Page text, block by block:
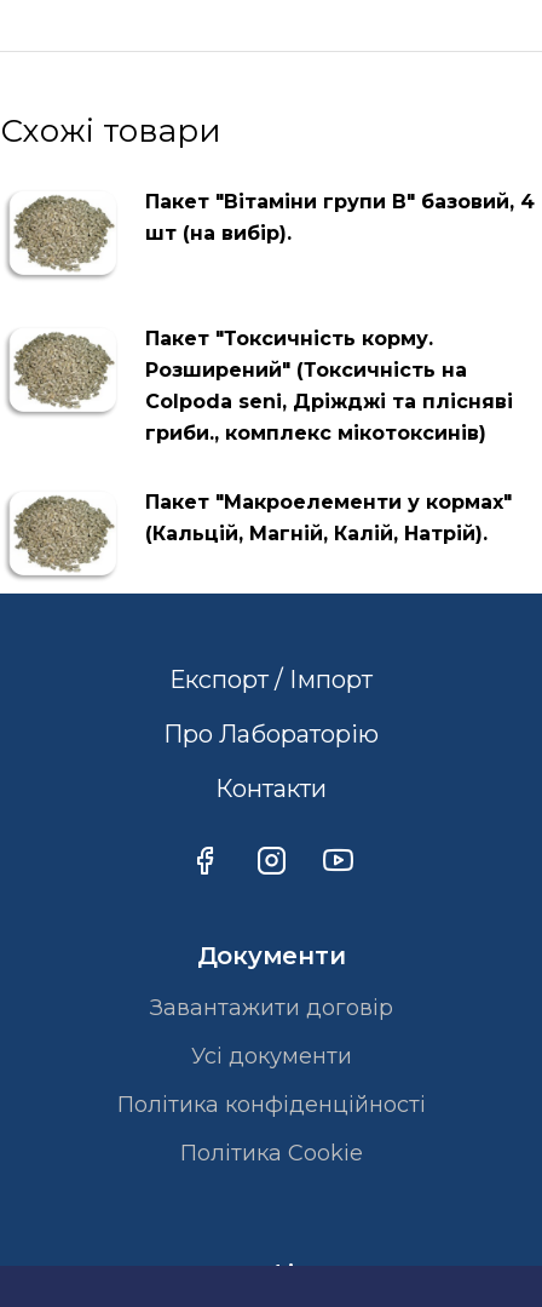
Схожі товари
Пакет "Вітаміни групи В" базовий, 4
шт (на вибір).
Пакет "Токсичність корму.
Розширений" (Токсичність на
Colpoda seni, Дріжджі та плісняві
гриби., комплекс мікотоксинів)
Пакет "Макроелементи у кормах"
(Кальцій, Магній, Калій, Натрій).
Експорт / Імпорт
Про Лабораторію
Контакти
Документи
Завантажити договір
Усі документи
Політика конфіденційності
Полiтика Cookie
Сертифікати